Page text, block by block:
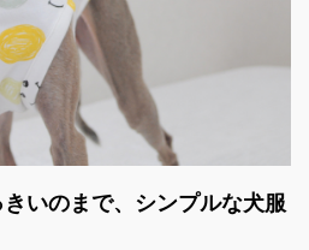
いのまで、シンプルな犬服